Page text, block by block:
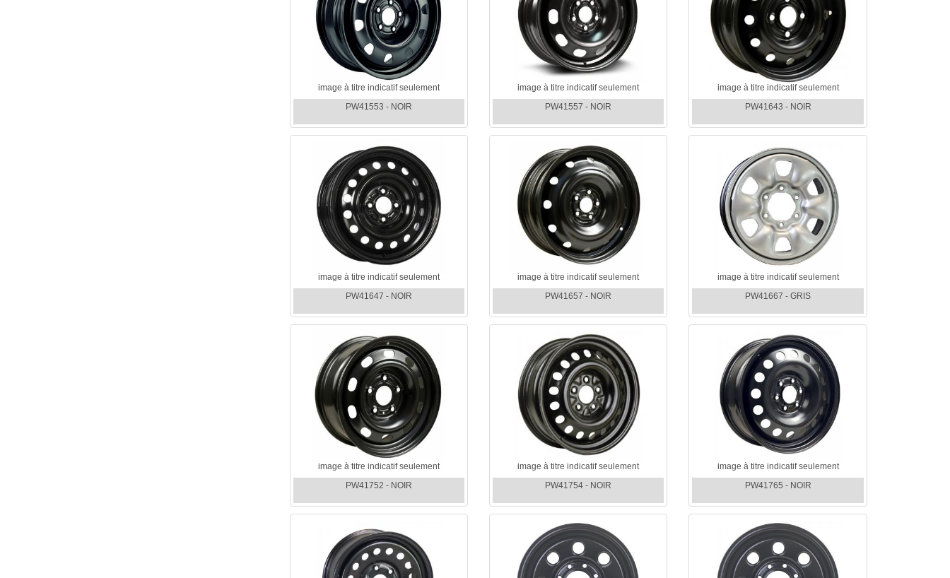
image à titre indicatif seulement
PW41553 - NOIR
image à titre indicatif seulement
PW41557 - NOIR
image à titre indicatif seulement
PW41643 - NOIR
image à titre indicatif seulement
PW41647 - NOIR
image à titre indicatif seulement
PW41657 - NOIR
image à titre indicatif seulement
PW41667 - GRIS
image à titre indicatif seulement
PW41752 - NOIR
image à titre indicatif seulement
PW41754 - NOIR
image à titre indicatif seulement
PW41765 - NOIR